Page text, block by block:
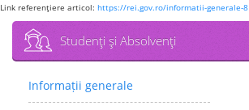
Link referenţiere articol: https://rei.gov.ro/informatii-generale-8
Studenţi şi Absolvenţi
Informații generale